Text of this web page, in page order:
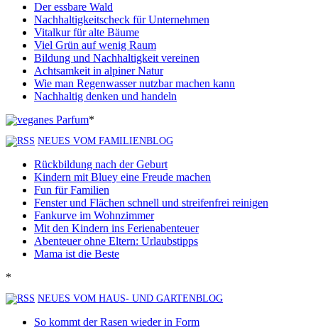
Der essbare Wald
Nachhaltigkeitscheck für Unternehmen
Vitalkur für alte Bäume
Viel Grün auf wenig Raum
Bildung und Nachhaltigkeit vereinen
Achtsamkeit in alpiner Natur
Wie man Regenwasser nutzbar machen kann
Nachhaltig denken und handeln
*
NEUES VOM FAMILIENBLOG
Rückbildung nach der Geburt
Kindern mit Bluey eine Freude machen
Fun für Familien
Fenster und Flächen schnell und streifenfrei reinigen
Fankurve im Wohnzimmer
Mit den Kindern ins Ferienabenteuer
Abenteuer ohne Eltern: Urlaubstipps
Mama ist die Beste
*
NEUES VOM HAUS- UND GARTENBLOG
So kommt der Rasen wieder in Form